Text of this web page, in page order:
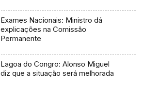
Exames Nacionais: Ministro dá
explicações na Comissão
Permanente
Lagoa do Congro: Alonso Miguel
diz que a situação será melhorada